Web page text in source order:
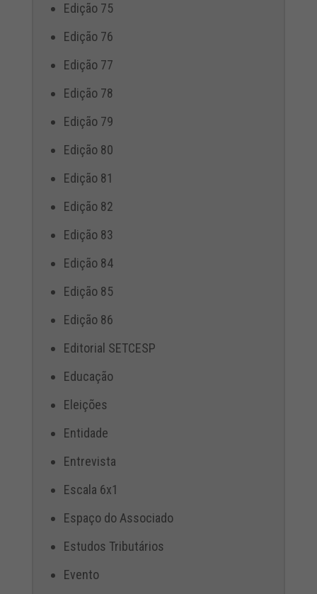
Edição 75
Edição 76
Edição 77
Edição 78
Edição 79
Edição 80
Edição 81
Edição 82
Edição 83
Edição 84
Edição 85
Edição 86
Editorial SETCESP
Educação
Eleições
Entidade
Entrevista
Escala 6x1
Espaço do Associado
Estudos Tributários
Evento